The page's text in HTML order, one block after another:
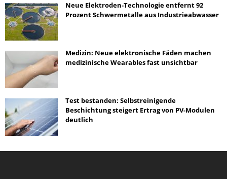
Neue Elektroden-Technologie entfernt 92
Prozent Schwermetalle aus Industrieabwasser
Medizin: Neue elektronische Fäden machen
medizinische Wearables fast unsichtbar
Test bestanden: Selbstreinigende
Beschichtung steigert Ertrag von PV-Modulen
deutlich